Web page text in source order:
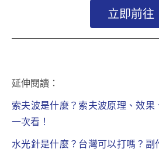
立即前往
延伸閱讀：
索夫波是什麼？索夫波原理、效果
一次看！
水光針是什麼？台灣可以打嗎？副